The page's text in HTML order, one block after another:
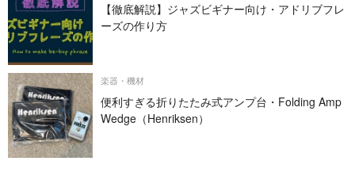
【徹底解説】ジャズビギナー向け・アドリブフレ
ーズの作り方
楽器・機材
便利すぎる折りたたみ式アンプ台・Folding Amp
Wedge（Henriksen）